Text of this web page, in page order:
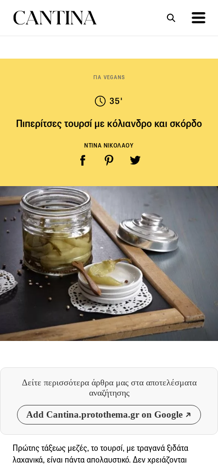
ΓΙΑ VEGANS
35'
Πιπερίτσες τουρσί με κόλιανδρο και σκόρδο
ΝΤΙΝΑ ΝΙΚΟΛΑΟΥ
Δείτε περισσότερα άρθρα μας στα αποτελέσματα
αναζήτησης
Add Cantina.protothema.gr on Google
Πρώτης τάξεως μεζές, το τουρσί, με τραγανά ξιδάτα
λαχανικά, είναι πάντα απολαυστικό. Δεν χρειάζονται